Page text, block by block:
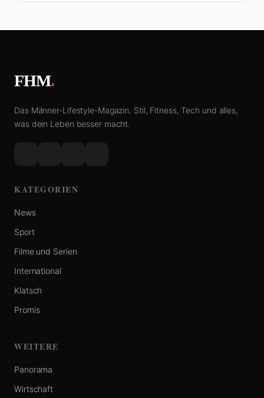
FHM.
Das Männer-Lifestyle-Magazin. Stil, Fitness, Tech und alles,
was dein Leben besser macht.
KATEGORIEN
News
Sport
Filme und Serien
International
Klatsch
Promis
WEITERE
Panorama
Wirtschaft